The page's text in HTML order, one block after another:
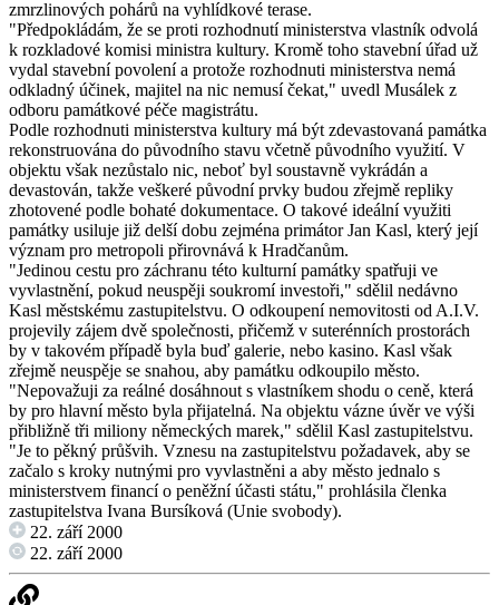
zmrzlinových pohárů na vyhlídkové terase.
"Předpokládám, že se proti rozhodnutí ministerstva vlastník odvolá
k rozkladové komisi ministra kultury. Kromě toho stavební úřad už
vydal stavební povolení a protože rozhodnuti ministerstva nemá
odkladný účinek, majitel na nic nemusí čekat," uvedl Musálek z
odboru památkové péče magistrátu.
Podle rozhodnuti ministerstva kultury má být zdevastovaná památka
rekonstruována do původního stavu včetně původního využití. V
objektu však nezůstalo nic, neboť byl soustavně vykrádán a
devastován, takže veškeré původní prvky budou zřejmě repliky
zhotovené podle bohaté dokumentace. O takové ideální využiti
památky usiluje již delší dobu zejména primátor Jan Kasl, který její
význam pro metropoli přirovnává k Hradčanům.
"Jedinou cestu pro záchranu této kulturní památky spatřuji ve
vyvlastnění, pokud neuspěji soukromí investoři," sdělil nedávno
Kasl městskému zastupitelstvu. O odkoupení nemovitosti od A.I.V.
projevily zájem dvě společnosti, přičemž v suterénních prostorách
by v takovém případě byla buď galerie, nebo kasino. Kasl však
zřejmě neuspěje se snahou, aby památku odkoupilo město.
"Nepovažuji za reálné dosáhnout s vlastníkem shodu o ceně, která
by pro hlavní město byla přijatelná. Na objektu vázne úvěr ve výši
přibližně tři miliony německých marek," sdělil Kasl zastupitelstvu.
"Je to pěkný průšvih. Vznesu na zastupitelstvu požadavek, aby se
začalo s kroky nutnými pro vyvlastněni a aby město jednalo s
ministerstvem financí o peněžní účasti státu," prohlásila členka
zastupitelstva Ivana Bursíková (Unie svobody).
22. září 2000
22. září 2000